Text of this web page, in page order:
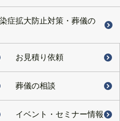
症拡大防止対策・葬儀の
お見積り依頼
葬儀の相談
イベント・ セミナー情報